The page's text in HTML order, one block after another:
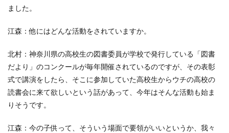
ました。
江森：他にはどんな活動をされていますか。
北村：神奈川県の高校生の図書委員が学校で発行している「図書
だより」のコンクールが毎年開催されているのですが、その表彰
式で講演をしたら、そこに参加していた高校生からウチの高校の
読書会に来て欲しいという話があって、今年はそんな活動も始ま
りそうです。
江森：今の子供って、そういう場面で要領がいいというか、我々
Kintone セミナー
Kintone 無料 セミナー
KUSC
LINEの使い方
MENTAL HEALTH〜うまくいかないときに開く本〜
MOBI BASE
MOMUNIR MUD
MUDフェア
NEWoMan
NEWoMan ART Window
NISC
page2021
PANTONE
PANTONE 448C